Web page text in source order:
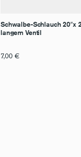
Schwalbe-Schlauch 20″x
langem Ventil
7,00 €